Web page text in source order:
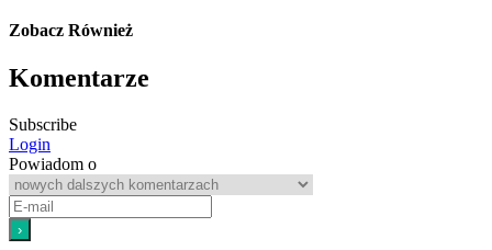
Zobacz Również
Komentarze
Subscribe
Login
Powiadom o